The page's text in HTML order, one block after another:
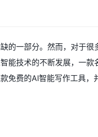
的一部分。然而，对于
能技术的不断发展，一款
免费的AI智能写作工具，